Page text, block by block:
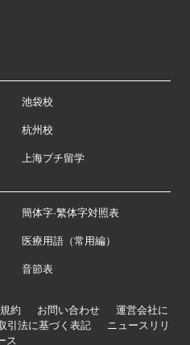
池袋校
杭州校
上海プチ留学
簡体字·繁体字対照表
医療用語（常用編）
音節表
約 お問い合わせ
運営会社に
引法に基づく表記
ニュースリリ
ス